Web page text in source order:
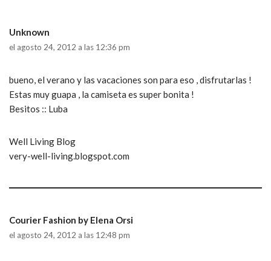
Unknown
el agosto 24, 2012 a las 12:36 pm
bueno, el verano y las vacaciones son para eso , disfrutarlas !
Estas muy guapa , la camiseta es super bonita !
Besitos :: Luba
Well Living Blog
very-well-living.blogspot.com
Courier Fashion by Elena Orsi
el agosto 24, 2012 a las 12:48 pm